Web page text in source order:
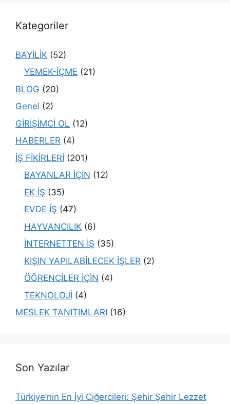
Kategoriler
BAYİLİK (52)
YEMEK-İÇME (21)
BLOG (20)
Genel (2)
GİRİŞİMCİ OL (12)
HABERLER (4)
İŞ FİKİRLERİ (201)
BAYANLAR İÇİN (12)
EK İŞ (35)
EVDE İŞ (47)
HAYVANCILIK (6)
İNTERNETTEN İŞ (35)
KIŞIN YAPILABİLECEK İŞLER (2)
ÖĞRENCİLER İÇİN (4)
TEKNOLOJİ (4)
MESLEK TANITIMLARI (16)
Son Yazılar
Türkiye’nin En İyi Ciğercileri: Şehir Şehir Lezzet